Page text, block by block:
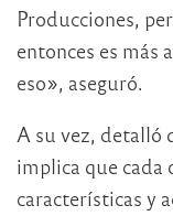
Producciones,
entonces es más
eso», aseguró.
A su vez, detalló
implica que cada
características y